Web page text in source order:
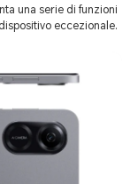
una serie di funzioni
eccezionale.